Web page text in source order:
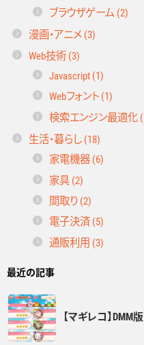
ブラウザゲーム (2)
漫画・アニメ (3)
Web技術 (3)
Javascript (1)
Webフォント (1)
検索エンジン最適化
生活・暮らし (18)
家電機器 (6)
家具 (2)
間取り (2)
電子決済 (5)
通販利用 (3)
最近の記事
【マギレコ】